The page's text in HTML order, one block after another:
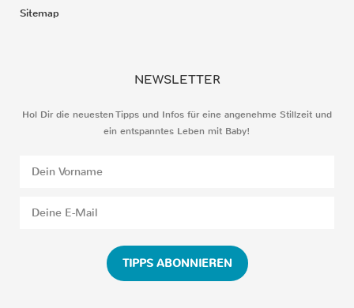
Sitemap
NEWSLETTER
Hol Dir die neuesten Tipps und Infos für eine angenehme Stillzeit und
ein entspanntes Leben mit Baby!
TIPPS ABONNIEREN